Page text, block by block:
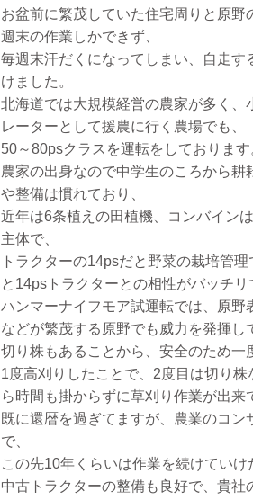
お盆前に繁茂していた住宅周りと原野
週末の作業しかできず、
毎週末汗だくになってしまい、自走
けました。
北海道では大規模経営の農家が多く
レーターとして援農に行く農場でも、
50～80psクラスを運転をしております
農家の出身なので中学生のころから
や整備は慣れており、
近年は6条植えの田植機、コンバイン
主体で、
トラクターの14psだと野菜の栽培管
と14psトラクターとの相性がバッチリ
ハンマーナイフモア試運転では、原
などが繁茂する原野でも威力を発揮し
切り株もあることから、安全のため一
1度高刈りしたことで、2度目は切り
ら時間も掛からずに草刈り作業が出来
既に還暦を過ぎてますが、農業のコ
で、
この先10年くらいは作業を続けてい
中古トラクターの整備も良好で、貴社